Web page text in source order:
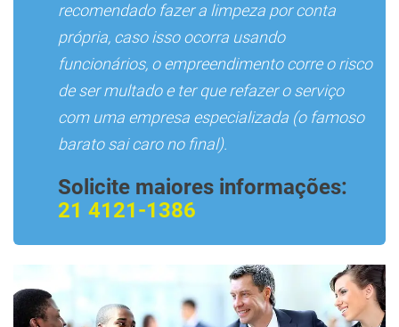
recomendado fazer a limpeza por conta
própria, caso isso ocorra usando
funcionários, o empreendimento corre o risco
de ser multado e ter que refazer o serviço
com uma empresa especializada (o famoso
barato sai caro no final).
Solicite maiores informações:
21 4121-1386